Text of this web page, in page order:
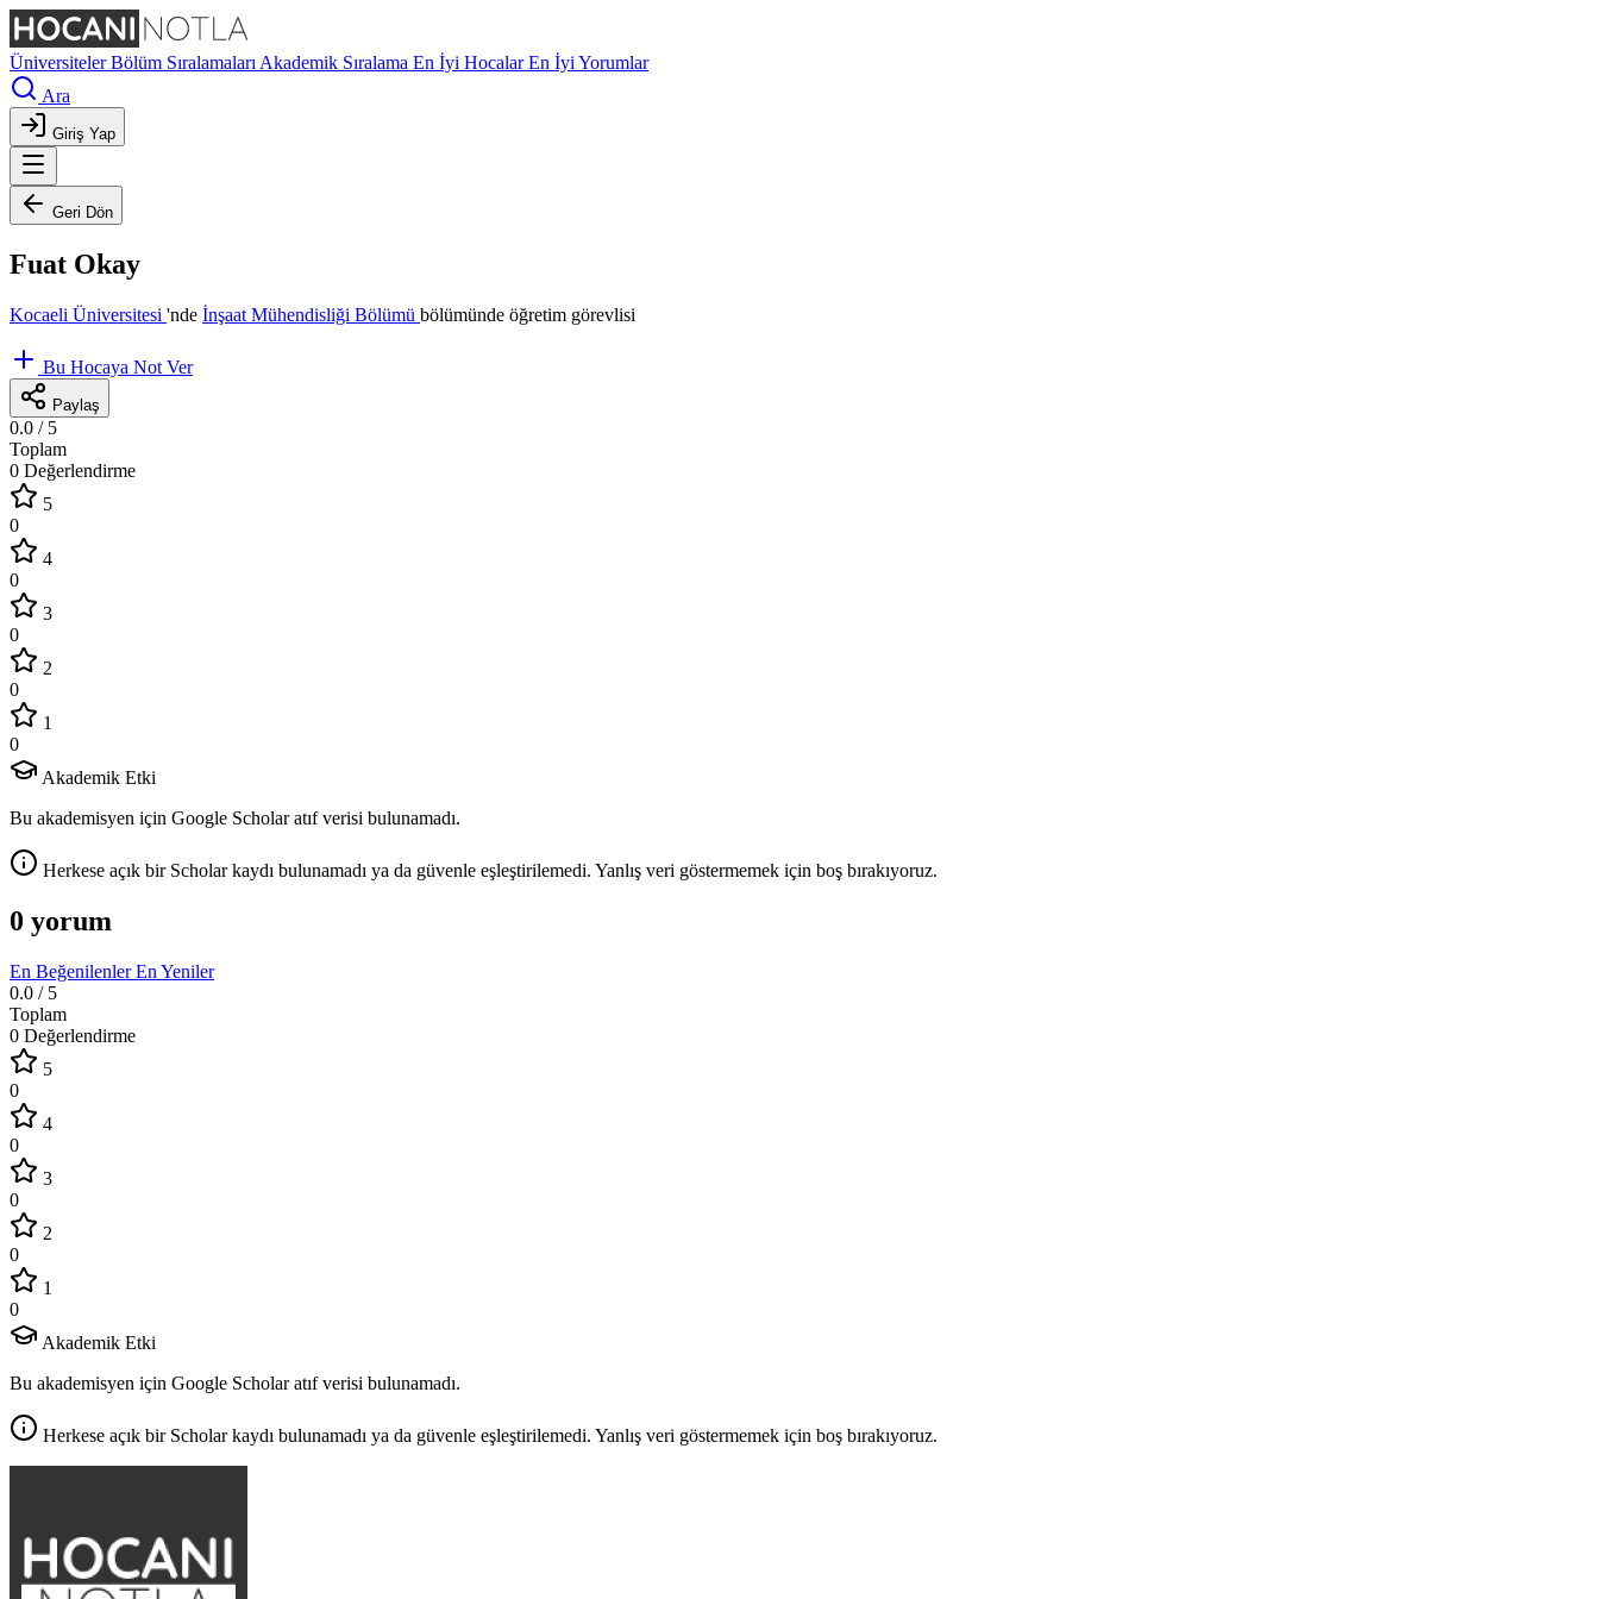
ÜniversitelerBölüm Sıralamaları Akademik Sıralama En İyi HocalarEn İyi Yorumlar
Ara
Giriş Yap
Geri Dön
Fuat Okay
Kocaeli Üniversitesi 'nde İnşaat Mühendisliği Bölümü bölümünde öğretim görevlisi
Bu Hocaya Not Ver
Paylaş
0.0 / 5
Toplam
0 Değerlendirme
5
0
4
0
3
0
2
0
1
0
Akademik Etki
Bu akademisyen için Google Scholar atıf verisi bulunamadı.
Herkese açık bir Scholar kaydı bulunamadı ya da güvenle eşleştirilemedi. Yanlış veri göstermemek için boş bırakıyoruz.
0 yorum
En BeğenilenlerEn Yeniler
0.0 / 5
Toplam
0 Değerlendirme
5
0
4
0
3
0
2
0
1
0
Akademik Etki
Bu akademisyen için Google Scholar atıf verisi bulunamadı.
Herkese açık bir Scholar kaydı bulunamadı ya da güvenle eşleştirilemedi. Yanlış veri göstermemek için boş bırakıyoruz.